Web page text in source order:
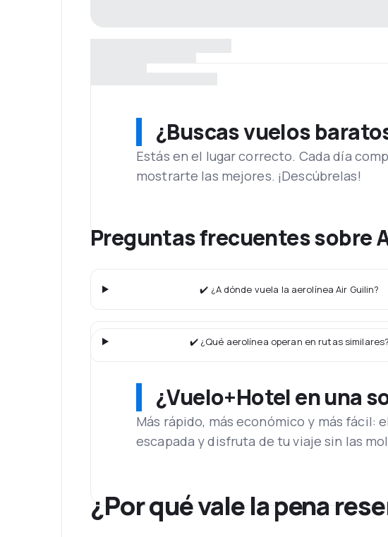
¿Buscas vuelos
Estás en el lugar correcto. Cada día
mostrarte las mejores. ¡Descúbrelas!
Preguntas frecuentes sobre
✔️ ¿A dónde vuela la aerolínea Air Guilin?
✔️ ¿Qué aerolínea operan en rutas similares?
¿Vuelo+Hotel en una
Más rápido, más económico y más fácil:
escapada y disfruta de tu viaje sin las
¿Por qué vale la pena